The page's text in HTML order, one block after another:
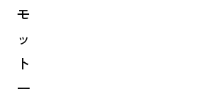
モ
ッ
ト
ー